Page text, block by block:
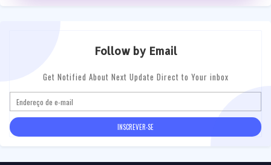
Follow by Email
Get Notified About Next Update Direct to Your inbox